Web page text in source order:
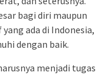
bagi diri maupun
ada di Indonesia,
dengan baik.
menjadi tugas